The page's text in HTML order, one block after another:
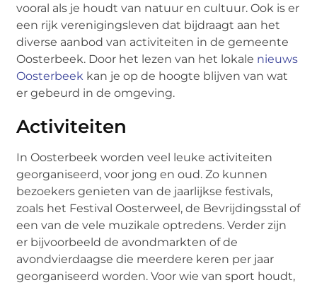
vooral als je houdt van natuur en cultuur. Ook is er
een rijk verenigingsleven dat bijdraagt aan het
diverse aanbod van activiteiten in de gemeente
Oosterbeek. Door het lezen van het lokale nieuws
Oosterbeek kan je op de hoogte blijven van wat
er gebeurd in de omgeving.
Activiteiten
In Oosterbeek worden veel leuke activiteiten
georganiseerd, voor jong en oud. Zo kunnen
bezoekers genieten van de jaarlijkse festivals,
zoals het Festival Oosterweel, de Bevrijdingsstal of
een van de vele muzikale optredens. Verder zijn
er bijvoorbeeld de avondmarkten of de
avondvierdaagse die meerdere keren per jaar
georganiseerd worden. Voor wie van sport houdt,